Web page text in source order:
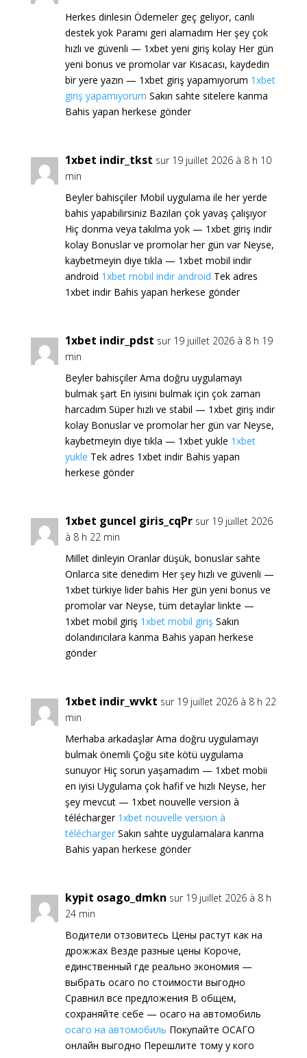
Herkes dinlesin Ödemeler geç geliyor, canlı
destek yok Paramı geri alamadım Her şey çok
hızlı ve güvenli — 1xbet yeni giriş kolay Her gün
yeni bonus ve promolar var Kısacası, kaydedin
bir yere yazın — 1xbet giriş yapamıyorum 1xbet
giriş yapamıyorum Sakın sahte sitelere kanma
Bahis yapan herkese gönder
1xbet indir_tkst sur 19 juillet 2026 à 8 h 10
min
Beyler bahisçiler Mobil uygulama ile her yerde
bahis yapabilirsiniz Bazıları çok yavaş çalışıyor
Hiç donma veya takılma yok — 1xbet giriş indir
kolay Bonuslar ve promolar her gün var Neyse,
kaybetmeyin diye tıkla — 1xbet mobil indir
android 1xbet mobil indir android Tek adres
1xbet indir Bahis yapan herkese gönder
1xbet indir_pdst sur 19 juillet 2026 à 8 h 19
min
Beyler bahisçiler Ama doğru uygulamayı
bulmak şart En iyisini bulmak için çok zaman
harcadım Süper hızlı ve stabil — 1xbet giriş indir
kolay Bonuslar ve promolar her gün var Neyse,
kaybetmeyin diye tıkla — 1xbet yukle 1xbet
yukle Tek adres 1xbet indir Bahis yapan
herkese gönder
1xbet guncel giris_cqPr sur 19 juillet 2026
à 8 h 22 min
Millet dinleyin Oranlar düşük, bonuslar sahte
Onlarca site denedim Her şey hızlı ve güvenli —
1xbet türkiye lider bahis Her gün yeni bonus ve
promolar var Neyse, tüm detaylar linkte —
1xbet mobil giriş 1xbet mobil giriş Sakın
dolandırıcılara kanma Bahis yapan herkese
gönder
1xbet indir_wvkt sur 19 juillet 2026 à 8 h 22
min
Merhaba arkadaşlar Ama doğru uygulamayı
bulmak önemli Çoğu site kötü uygulama
sunuyor Hiç sorun yaşamadım — 1xbet mobii
en iyisi Uygulama çok hafif ve hızlı Neyse, her
şey mevcut — 1xbet nouvelle version à
télécharger 1xbet nouvelle version à
téléchargerSakın sahte uygulamalara kanma
Bahis yapan herkese gönder
kypit osago_dmkn sur 19 juillet 2026 à 8 h
24 min
Водители отзовитесь Цены растут как на
дрожжах Везде разные цены Короче,
единственный где реально экономия —
выбрать осаго по стоимости выгодно
Сравнил все предложения В общем,
сохраняйте себе — осаго на автомобиль
осаго на автомобиль Покупайте ОСАГО
онлайн выгодно Перешлите тому у кого